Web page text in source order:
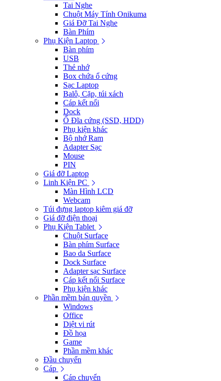
Tai Nghe
Chuột Máy Tính Onikuma
Giá Đỡ Tai Nghe
Bàn Phím
Phụ Kiện Laptop
Bàn phím
USB
Thẻ nhớ
Box chứa ổ cứng
Sạc Laptop
Balô, Cặp, túi xách
Cáp kết nối
Dock
Ổ Đĩa cứng (SSD, HDD)
Phụ kiện khác
Bộ nhớ Ram
Adapter Sạc
Mouse
PIN
Giá đỡ Laptop
Linh Kiện PC
Màn Hình LCD
Webcam
Túi đựng laptop kiêm giá đỡ
Giá đỡ điện thoại
Phụ Kiện Tablet
Chuột Surface
Bàn phím Surface
Bao da Surface
Dock Surface
Adapter sạc Surface
Cáp kết nối Surface
Phụ kiện khác
Phần mềm bản quyền
Windows
Office
Diệt vi rút
Đồ họa
Game
Phần mềm khác
Đầu chuyển
Cáp
Cáp chuyển